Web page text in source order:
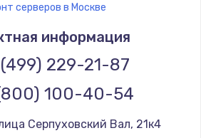
термостата
1200 руб.
Заказать
Замена реле
серверов в Москве
информация
229-21-87
100-40-54
Серпуховский Вал, 21к4